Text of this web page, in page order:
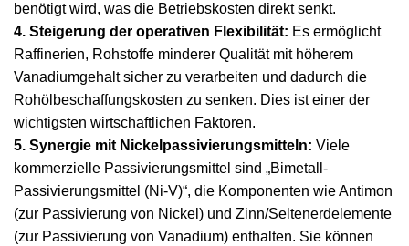
benötigt wird, was die Betriebskosten direkt senkt.
4. Steigerung der operativen Flexibilität: Es ermöglicht
Raffinerien, Rohstoffe minderer Qualität mit höherem
Vanadiumgehalt sicher zu verarbeiten und dadurch die
Rohölbeschaffungskosten zu senken. Dies ist einer der
wichtigsten wirtschaftlichen Faktoren.
5. Synergie mit Nickelpassivierungsmitteln: Viele
kommerzielle Passivierungsmittel sind „Bimetall-
Passivierungsmittel (Ni-V)“, die Komponenten wie Antimon
(zur Passivierung von Nickel) und Zinn/Seltenerdelemente
(zur Passivierung von Vanadium) enthalten. Sie können